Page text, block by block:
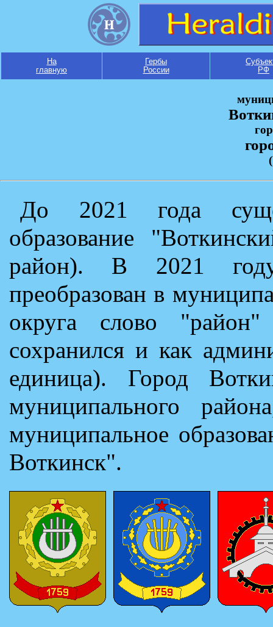
На
главную
Гербы
России
РФ
До 2021 года
образование
район). В 2021
преобразован в
округа слово
сохранился и как
единица). Город
муниципального
муниципальное
Воткинск".